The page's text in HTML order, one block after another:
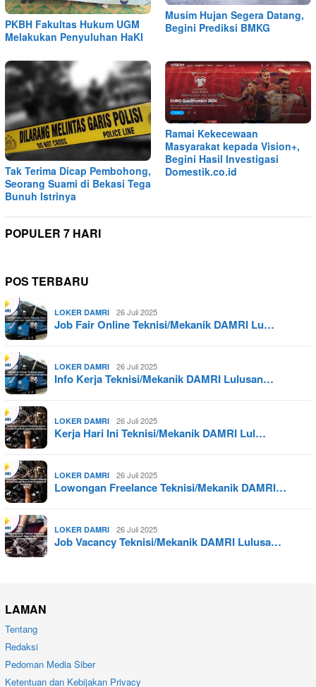
PKBH Fakultas Hukum UGM
Melakukan Penyuluhan HaKI
Musim Hujan Segera Datang,
Begini Prediksi BMKG
Tak Terima Dicap Pembohong,
Seorang Suami di Bekasi Tega
Bunuh Istrinya
Ramai Kekecewaan
Masyarakat kepada Vision+,
Begini Hasil Investigasi
Domestik.co.id
POPULER 7 HARI
POS TERBARU
LOKER DAMRI 26 Juli 2025
Job Fair Online Teknisi/Mekanik DAMRI Lu…
LOKER DAMRI 26 Juli 2025
Info Kerja Teknisi/Mekanik DAMRI Lulusan…
LOKER DAMRI 26 Juli 2025
Kerja Hari Ini Teknisi/Mekanik DAMRI Lul…
LOKER DAMRI 26 Juli 2025
Lowongan Freelance Teknisi/Mekanik DAMRI…
LOKER DAMRI 26 Juli 2025
Job Vacancy Teknisi/Mekanik DAMRI Lulusa…
LAMAN
Tentang
Redaksi
Pedoman Media Siber
Ketentuan dan Kebijakan Privacy